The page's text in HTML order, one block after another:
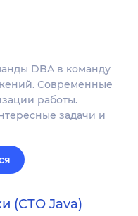
DBA в команду
Современные
работы.
задачи и
(СТО Java)